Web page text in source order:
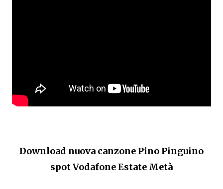
Download nuova canzone Pino Pinguino
spot Vodafone Estate Metà